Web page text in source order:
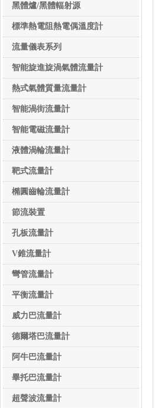
黑體爐/黑體輻射源
標準熱電阻熱電偶溫度計
流量儀表系列
流量儀表系列
智能旋進旋渦氣體流量計
熱式氣體質量流量計
智能渦街流量計
智能電磁流量計
液體渦輪流量計
靶式流量計
橢圓齒輪流量計
節流裝置
孔板流量計
V錐流量計
彎管流量計
平衡流量計
威力巴流量計
德爾塔巴流量計
阿牛巴流量計
畢托巴流量計
超聲波流量計